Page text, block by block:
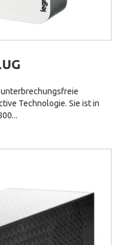
Technologie. Sie ist in